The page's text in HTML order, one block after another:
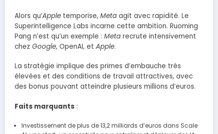
Alors qu’Apple temporise, Meta agit avec rapidité. Le
Superintelligence Labs incarne cette ambition. Ruoming
Pang n’est qu’un exemple : Meta recrute intensivement
chez Google, OpenAI, et Apple.
La stratégie implique des primes d’embauche très
élevées et des conditions de travail attractives, avec
des bonus pouvant atteindre plusieurs millions d’euros.
Faits marquants :
Investissement de plus de 13,2 milliards d’euros dans Scale